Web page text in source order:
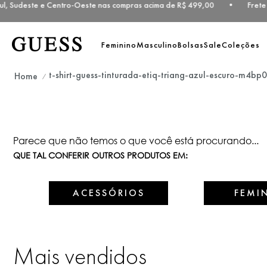
e Centro-Oeste nas compras acima de R$ 499,00 •
FemininoMasculinoBolsasSaleColeções
t-shirt-guess-tinturada-etiq-triang-azul-escuro-
Parece que não temos o que você está procurando...
QUE TAL CONFERIR OUTROS PRODUTOS EM:
ACESSÓRIOS
Mais vendidos